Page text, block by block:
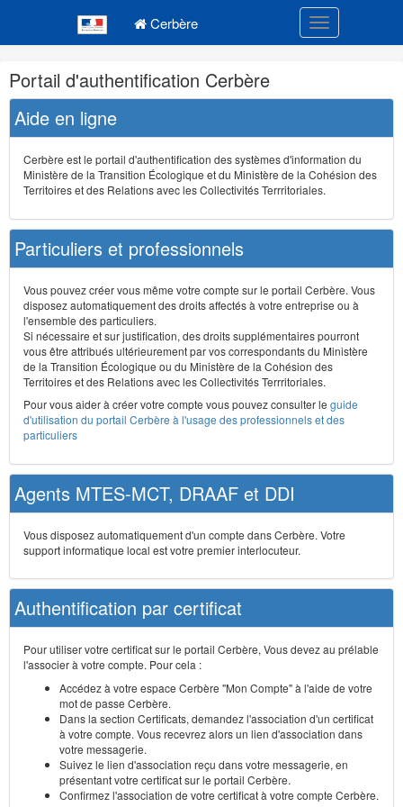
Cerbère Toggle
Navigation
et
outils
annexes
Portail d'authentification Cerbère
Aide en ligne
Cerbère est le portail d'authentification des systèmes d'information du
Ministère de la Transition Écologique et du Ministère de la Cohésion des
Territoires et des Relations avec les Collectivités Terrritoriales.
Particuliers et professionnels
Vous pouvez créer vous même votre compte sur le portail Cerbère. Vous
disposez automatiquement des droits affectés à votre entreprise ou à
l'ensemble des particuliers.
Si nécessaire et sur justification, des droits supplémentaires pourront
vous être attribués ultérieurement par vos correspondants du Ministère
de la Transition Écologique ou du Ministère de la Cohésion des
Territoires et des Relations avec les Collectivités Terrritoriales.
Pour vous aider à créer votre compte vous pouvez consulter le guide
d'utilisation du portail Cerbère à l'usage des professionnels et des
particuliers
Agents MTES-MCT, DRAAF et DDI
Vous disposez automatiquement d'un compte dans Cerbère. Votre
support informatique local est votre premier interlocuteur.
Authentification par certificat
Pour utiliser votre certificat sur le portail Cerbère, Vous devez au prélable
l'associer à votre compte. Pour cela :
Accédez à votre espace Cerbère "Mon Compte" à l'aide de votre
mot de passe Cerbère.
Dans la section Certificats, demandez l'association d'un certificat
à votre compte. Vous recevrez alors un lien d'association dans
votre messagerie.
Suivez le lien d'association reçu dans votre messagerie, en
présentant votre certificat sur le portail Cerbère.
Confirmez l'association de votre certificat à votre compte Cerbère.